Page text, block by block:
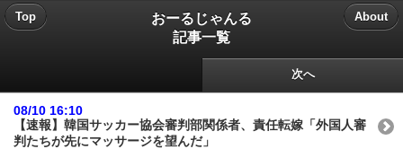
Top
おーるじゃんる
記事一覧
About
次へ
08/10 16:10
【速報】韓国サッカー協会審判部関係者、責任転嫁「外国人審
判たちが先にマッサージを望んだ」